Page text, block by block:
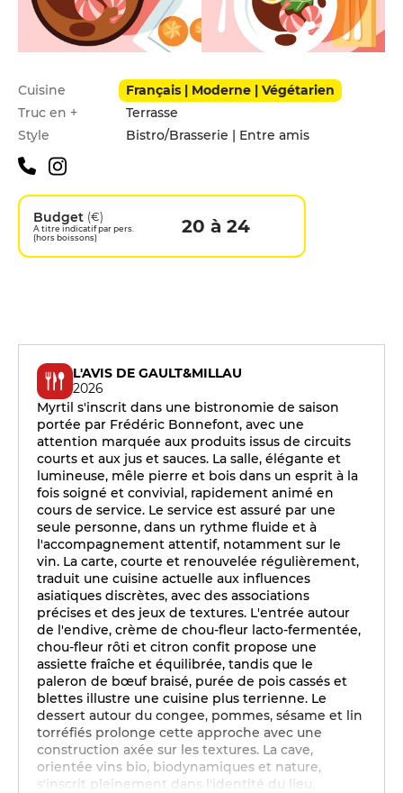
Infos pratiques
Cuisine
Français | Moderne | Végétarien
Truc en +
Terrasse
Style
Bistro/Brasserie | Entre amis
Budget (€)
A titre indicatif par pers.
(hors boissons)
20 à 24
L'AVIS DE GAULT&MILLAU
2026
Myrtil s'inscrit dans une bistronomie de saison
portée par Frédéric Bonnefont, avec une
attention marquée aux produits issus de circuits
courts et aux jus et sauces. La salle, élégante et
lumineuse, mêle pierre et bois dans un esprit à la
fois soigné et convivial, rapidement animé en
cours de service. Le service est assuré par une
seule personne, dans un rythme fluide et à
l'accompagnement attentif, notamment sur le
vin. La carte, courte et renouvelée régulièrement,
traduit une cuisine actuelle aux influences
asiatiques discrètes, avec des associations
précises et des jeux de textures. L'entrée autour
de l'endive, crème de chou-fleur lacto-fermentée,
chou-fleur rôti et citron confit propose une
assiette fraîche et équilibrée, tandis que le
paleron de bœuf braisé, purée de pois cassés et
blettes illustre une cuisine plus terrienne. Le
dessert autour du congee, pommes, sésame et lin
torréfiés prolonge cette approche avec une
construction axée sur les textures. La cave,
orientée vins bio, biodynamiques et nature,
s'inscrit pleinement dans l'identité du lieu.